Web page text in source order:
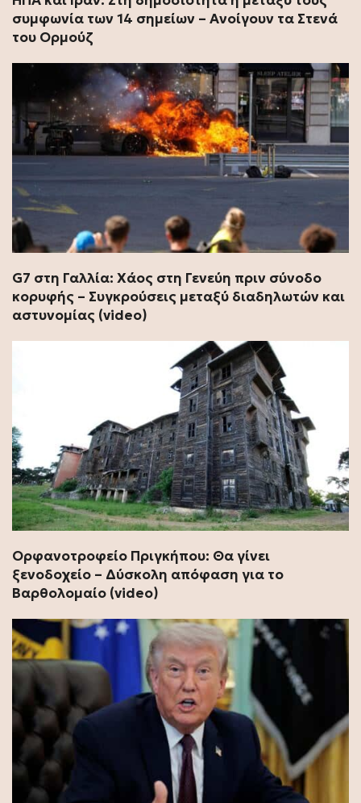
συμφωνία των 14 σημείων – Ανοίγουν τα Στενά
του Ορμούζ
G7 στη Γαλλία: Χάος στη Γενεύη πριν σύνοδο
κορυφής – Συγκρούσεις μεταξύ διαδηλωτών και
αστυνομίας (video)
Ορφανοτροφείο Πριγκήπου: Θα γίνει
ξενοδοχείο – Δύσκολη απόφαση για το
Βαρθολομαίο (video)